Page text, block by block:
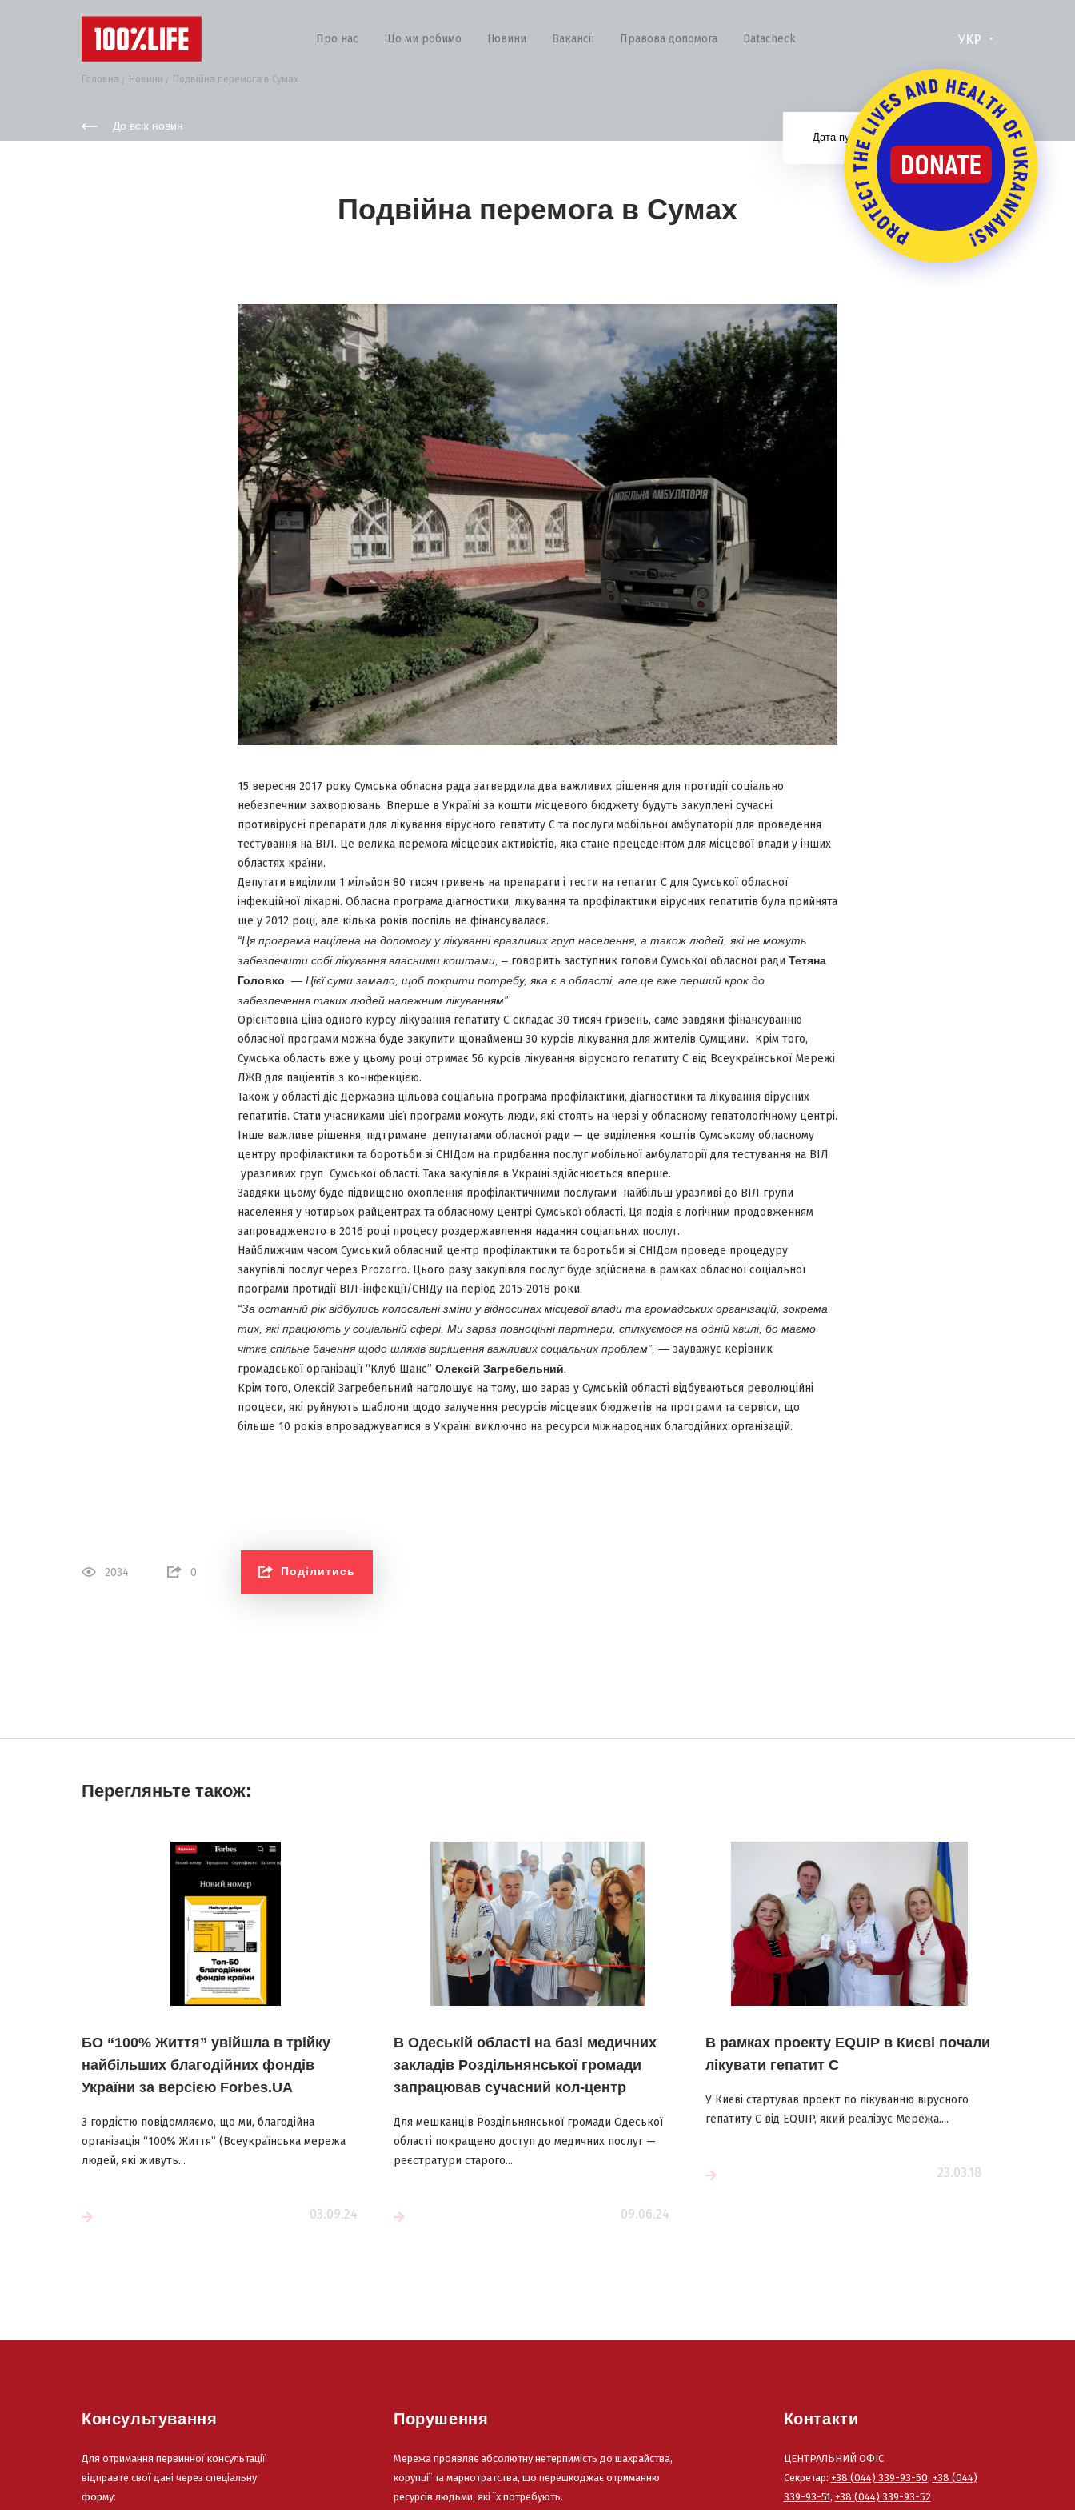
Про нас Що ми робимо Новини Вакансії Правова допомога Datacheck УКР
Головна Новини Подвійна перемога в Сумах
До всіх новин
Дата публікації:
Подвійна перемога в Сумах
15 вересня 2017 року Сумська обласна рада затвердила два важливих рішення для протидії соціально
небезпечним захворювань. Вперше в Україні за кошти місцевого бюджету будуть закуплені сучасні
противірусні препарати для лікування вірусного гепатиту С та послуги мобільної амбулаторії для проведення
тестування на ВІЛ. Це велика перемога місцевих активістів, яка стане прецедентом для місцевої влади у інших
областях країни.
Депутати виділили 1 мільйон 80 тисяч гривень на препарати і тести на гепатит С для Сумської обласної
інфекційної лікарні. Обласна програма діагностики, лікування та профілактики вірусних гепатитів була прийнята
ще у 2012 році, але кілька років поспіль не фінансувалася.
“Ця програма націлена на допомогу у лікуванні вразливих груп населення, а також людей, які не можуть
забезпечити собі лікування власними коштами, – говорить заступник голови Сумської обласної ради Тетяна
Головко . — Цієї суми замало, щоб покрити потребу, яка є в області, але це вже перший крок до
забезпечення таких людей належним лікуванням”
Орієнтовна ціна одного курсу лікування гепатиту С складає 30 тисяч гривень, саме завдяки фінансуванню
обласної програми можна буде закупити щонайменш 30 курсів лікування для жителів Сумщини. Крім того,
Сумська область вже у цьому році отримає 56 курсів лікування вірусного гепатиту С від Всеукраїнської Мережі
ЛЖВ для паціентів з ко-інфекцією.
Також у області діє Державна цільова соціальна програма профілактики, діагностики та лікування вірусних
гепатитів. Стати учасниками цієї програми можуть люди, які стоять на черзі у обласному гепатологічному центрі.
Інше важливе рішення, підтримане депутатами обласної ради — це виділення коштів Сумському обласному
центру профілактики та боротьби зі СНІДом на придбання послуг мобільної амбулаторії для тестування на ВІЛ
уразливих груп Сумської області. Така закупівля в Україні здійснюється вперше.
Завдяки цьому буде підвищено охоплення профілактичними послугами найбільш уразливі до ВІЛ групи
населення у чотирьох райцентрах та обласному центрі Сумської області. Ця подія є логічним продовженням
запровадженого в 2016 році процесу роздержавлення надання соціальних послуг.
Найближчим часом Сумський обласний центр профілактики та боротьби зі СНІДом проведе процедуру
закупівлі послуг через Prozorro. Цього разу закупівля послуг буде здійснена в рамках обласної соціальної
програми протидії ВІЛ-інфекції/СНІДу на період 2015-2018 роки.
“За останній рік відбулись колосальні зміни у відносинах місцевої влади та громадських організацій, зокрема
тих, які працюють у соціальній сфері. Ми зараз повноцінні партнери, спілкуємося на одній хвилі, бо маємо
чітке спільне бачення щодо шляхів вирішення важливих соціальних проблем”, — зауважує керівник
громадської організації “Клуб Шанс” Олексій Загребельний
Крім того, Олексій Загребельний наголошує на тому, що зараз у Сумській області відбуваються революційні
процеси, які руйнують шаблони щодо залучення ресурсів місцевих бюджетів на програми та сервіси, що
більше 10 років впроваджувалися в Україні виключно на ресурси міжнародних благодійних організацій.
2034 0 Поділитись
Перегляньте також:
БО “100% Життя” увійшла в трійку
найбільших благодійних фондів
України за версією Forbes.UA
З гордістю повідомляємо, що ми, благодійна
організація “100% Життя” (Всеукраїнська мережа
людей, які живуть...
03.09.24
В Одеській області на базі медичних
закладів Роздільнянської громади
запрацював сучасний кол-центр
Для мешканців Роздільнянської громади Одеської
області покращено доступ до медичних послуг —
реєстратури старого...
09.06.24
Читати більше
В рамках проекту EQUIP в Києві почали
лікувати гепатит С
У Києві стартував проект по лікуванню вірусного
гепатиту С від EQUIP, який реалізує Мережа....
23.03.18
Консультування
Для отримання первинної консультації
відправте свої дані через спеціальну
форму:
Порушення
Мережа проявляє абсолютну нетерпимість до шахрайства,
корупції та марнотратства, що перешкоджає отриманню
ресурсів людьми, які їх потребують.
Контакти
ЦЕНТРАЛЬНИЙ ОФІС
Секретар: +38 (044) 339-93-50, +38 (044)
339-93-51, +38 (044) 339-93-52